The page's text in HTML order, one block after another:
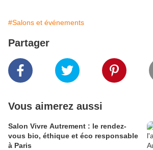
#Salons et événements
Partager
Vous aimerez aussi
Salon Vivre Autrement : le rendez-
vous bio, éthique et éco responsable
à Paris